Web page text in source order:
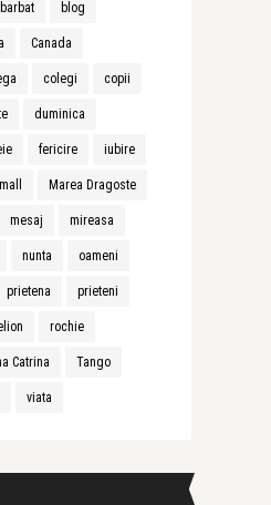
barbat blog
Canada
colegi copii
duminica
fericire iubire
mall Marea Dragoste
mesaj mireasa
nunta oameni
prietena prieteni
rochie
Catrina Tango
viata